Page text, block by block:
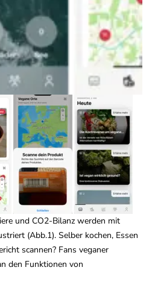
und CO2-Bilanz werden mit
(Abb.1). Selber kochen, Essen
scannen? Fans veganer
den Funktionen von